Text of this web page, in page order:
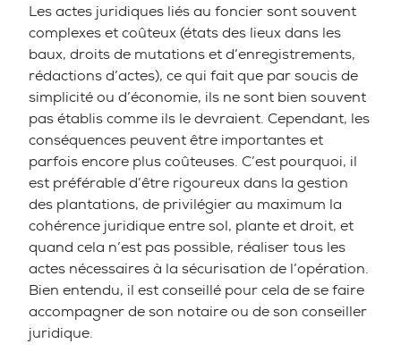
Les actes juridiques liés au foncier sont souvent
complexes et coûteux (états des lieux dans les
baux, droits de mutations et d’enregistrements,
rédactions d’actes), ce qui fait que par soucis de
simplicité ou d’économie, ils ne sont bien souvent
pas établis comme ils le devraient. Cependant, les
conséquences peuvent être importantes et
parfois encore plus coûteuses. C’est pourquoi, il
est préférable d’être rigoureux dans la gestion
des plantations, de privilégier au maximum la
cohérence juridique entre sol, plante et droit, et
quand cela n’est pas possible, réaliser tous les
actes nécessaires à la sécurisation de l’opération.
Bien entendu, il est conseillé pour cela de se faire
accompagner de son notaire ou de son conseiller
juridique.